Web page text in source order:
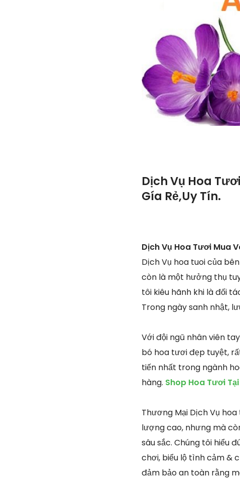
Dịch Vụ Hoa
Gía Rẻ,Uy Tín.
Dịch Vụ Hoa Tươi Mua
Dịch Vụ hoa tuoi của
còn là một hưởng thụ
tôi kiêu hãnh khi là đối
Trong ngày sanh nhật,
Với đội ngũ nhân viên
bó hoa tươi đẹp tuyệt,
tiến nhất trong ngành
hàng. Shop Hoa Tươi
Thương Mại Dịch Vụ
lượng cao, nhưng mà
sâu sắc. Chúng tôi hiểu
chơi, biểu lộ tình cảm &
đảm bảo an toàn rằng